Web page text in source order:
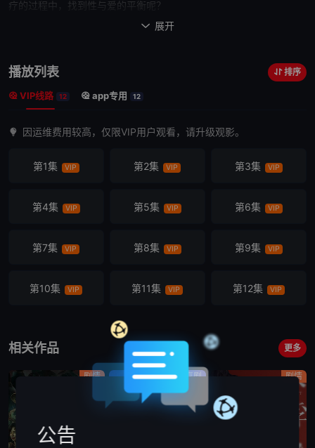
疗的过程中，找到性与爱的平衡呢？
美丽奔放型的佳晨，是一名具有护理、心理双证
性事卡关，王纪华某日更无预警人间蒸发 。
森林系风格的图书馆员青语，有外人羡
她的图书馆好同事们自身难保，各自情感关系岌岌可危。
案，在佳晨协助青语解开性问题的过程中，陆续有早泄菜市场扛坝
还有固定电话咨询的神秘男子Z。
两人关系也来到临界点。而曾让佳晨伤心的王...
 展开
播放列表 排序
VIP线路 12 app专用 12
因运维费用较高，仅限VIP用户观看，请升级观影。
第1集 VIP 第2集 VIP 第3集 VIP
第4集 VIP 第5集 VIP 第6集 VIP
第7集 VIP 第8集 VIP 第9集 VIP
第10集 VIP 第11集 VIP 第12集 VIP
相关作品 更多
剧情 喜剧 剧情
公告